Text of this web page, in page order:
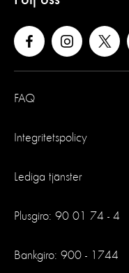
FAQ
Integritetspolicy
Lediga tjänster
Plusgiro: 90 01 74 - 4
Bankgiro: 900 - 1744